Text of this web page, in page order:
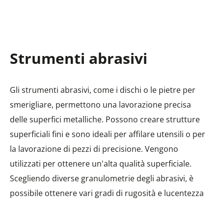
Strumenti abrasivi
Gli strumenti abrasivi, come i dischi o le pietre per
smerigliare, permettono una lavorazione precisa
delle superfici metalliche. Possono creare strutture
superficiali fini e sono ideali per affilare utensili o per
la lavorazione di pezzi di precisione. Vengono
utilizzati per ottenere un'alta qualità superficiale.
Scegliendo diverse granulometrie degli abrasivi, è
possibile ottenere vari gradi di rugosità e lucentezza